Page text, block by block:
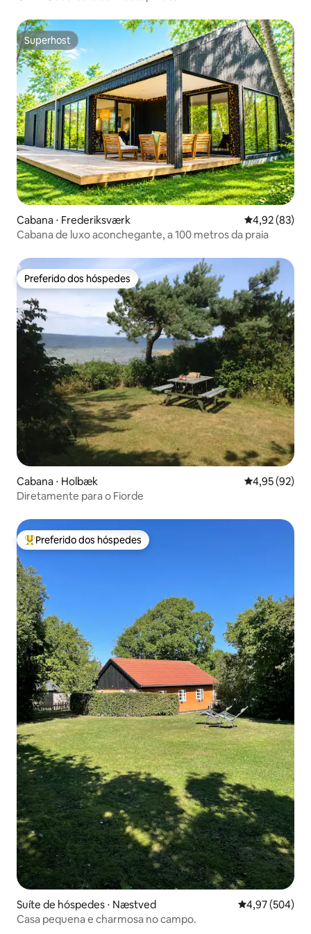
Superhost
Superhost
Cabana ⋅ Frederiksværk 4,92 de uma
4,92 (83)
Cabana de luxo aconchegante, a 100 metros da praia
Preferido dos hóspedes
Preferido dos hóspedes
Cabana ⋅ Holbæk 4,95 de uma
4,95 (92)
Diretamente para o Fiorde
Entre os melhores preferidos dos hóspedes
Preferido dos hóspedes
Suíte de hóspedes ⋅ Næstved 4,97 de uma
4,97 (504)
Casa pequena e charmosa no campo.